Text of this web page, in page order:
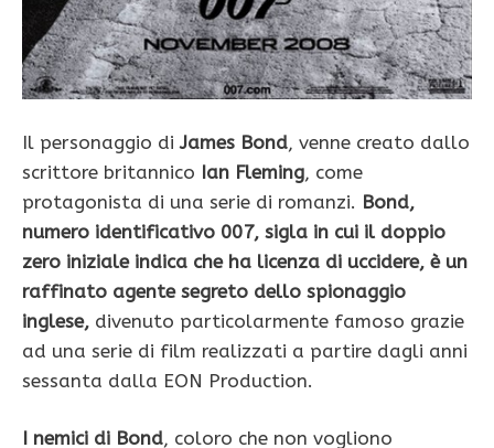
Il personaggio di James Bond, venne creato dallo
scrittore britannico Ian Fleming, come
protagonista di una serie di romanzi. Bond,
numero identificativo 007, sigla in cui il doppio
zero iniziale indica che ha licenza di uccidere, è un
raffinato agente segreto dello spionaggio
inglese, divenuto particolarmente famoso grazie
ad una serie di film realizzati a partire dagli anni
sessanta dalla EON Production.
I nemici di Bond, coloro che non vogliono